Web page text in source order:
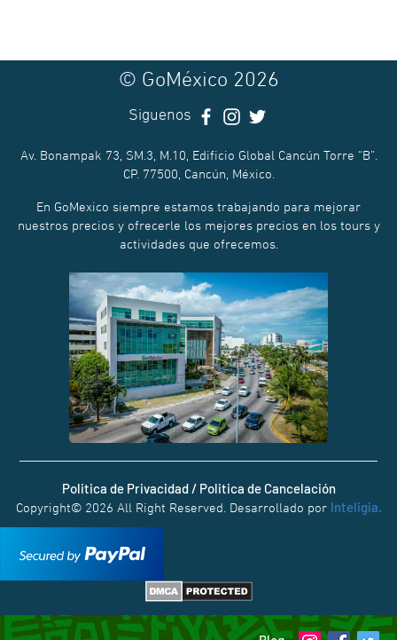
© GoMéxico 2026
Siguenos
Av. Bonampak 73, SM.3, M.10, Edificio Global Cancún Torre “B”.
CP. 77500, Cancún, México.
En GoMexico siempre estamos trabajando para mejorar
nuestros precios y ofrecerle los mejores precios en los tours y
actividades que ofrecemos.
Politica de Privacidad / Politica de Cancelación
Copyright© 2026 All Right Reserved. Desarrollado por Inteligia.